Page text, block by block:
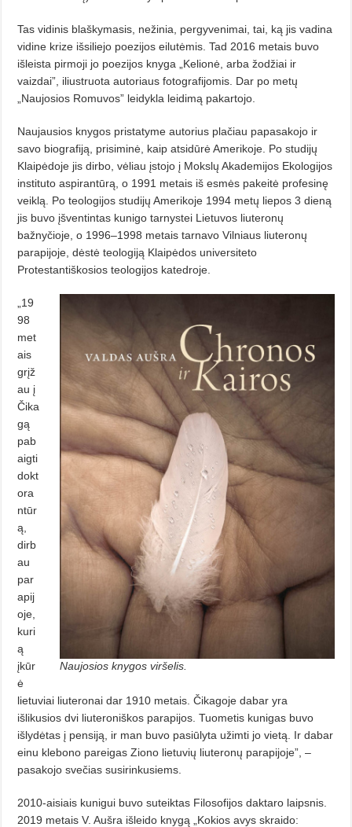
Tas vidinis blaškymasis, nežinia, pergyvenimai, tai, ką jis vadina
vidine krize išsiliejo poezijos eilutėmis. Tad 2016 metais buvo
išleista pirmoji jo poezijos knyga „Kelionė, arba žodžiai ir
vaizdai”, iliustruota autoriaus fotografijomis. Dar po metų
„Naujosios Romuvos” leidykla leidimą pakartojo.
Naujausios knygos pristatyme autorius plačiau papasakojo ir
savo biografiją, prisiminė, kaip atsidūrė Amerikoje. Po studijų
Klaipėdoje jis dirbo, vėliau įstojo į Mokslų Akademijos Eko­logijos
instituto aspirantūrą, o 1991 metais iš esmės pakeitė profesinę
veiklą. Po teologijos studijų Amerikoje 1994 metų liepos 3 dieną
jis buvo įšventintas kunigo tarnystei Lietuvos liuteronų
bažnyčioje, o 1996–1998 metais tarnavo Vilniaus liuteronų
parapijoje, dėstė teologiją Klaipėdos universiteto
Protestantiškosios teologijos katedroje.
Naujosios knygos viršelis.
„19
98
met
ais
grįž
au į
Čika
gą
pab
aigti
dokt
ora
ntūr
ą,
dirb
au
par
apij
oje,
kuri
ą
įkūr
ė
lietuviai liuteronai dar 1910 metais. Čikagoje dabar yra
išlikusios dvi liuteroniškos parapijos. Tuometis kunigas buvo
išlydėtas į pensiją, ir man buvo pasiūlyta užimti jo vietą. Ir dabar
einu klebono pareigas Ziono lietuvių liuteronų parapijoje”, –
pasakojo svečias su­sirinkusiems.
2010-aisiais kunigui buvo suteiktas Filosofijos daktaro laipsnis.
2019 metais V. Aušra išleido knygą „Kokios avys skraido: